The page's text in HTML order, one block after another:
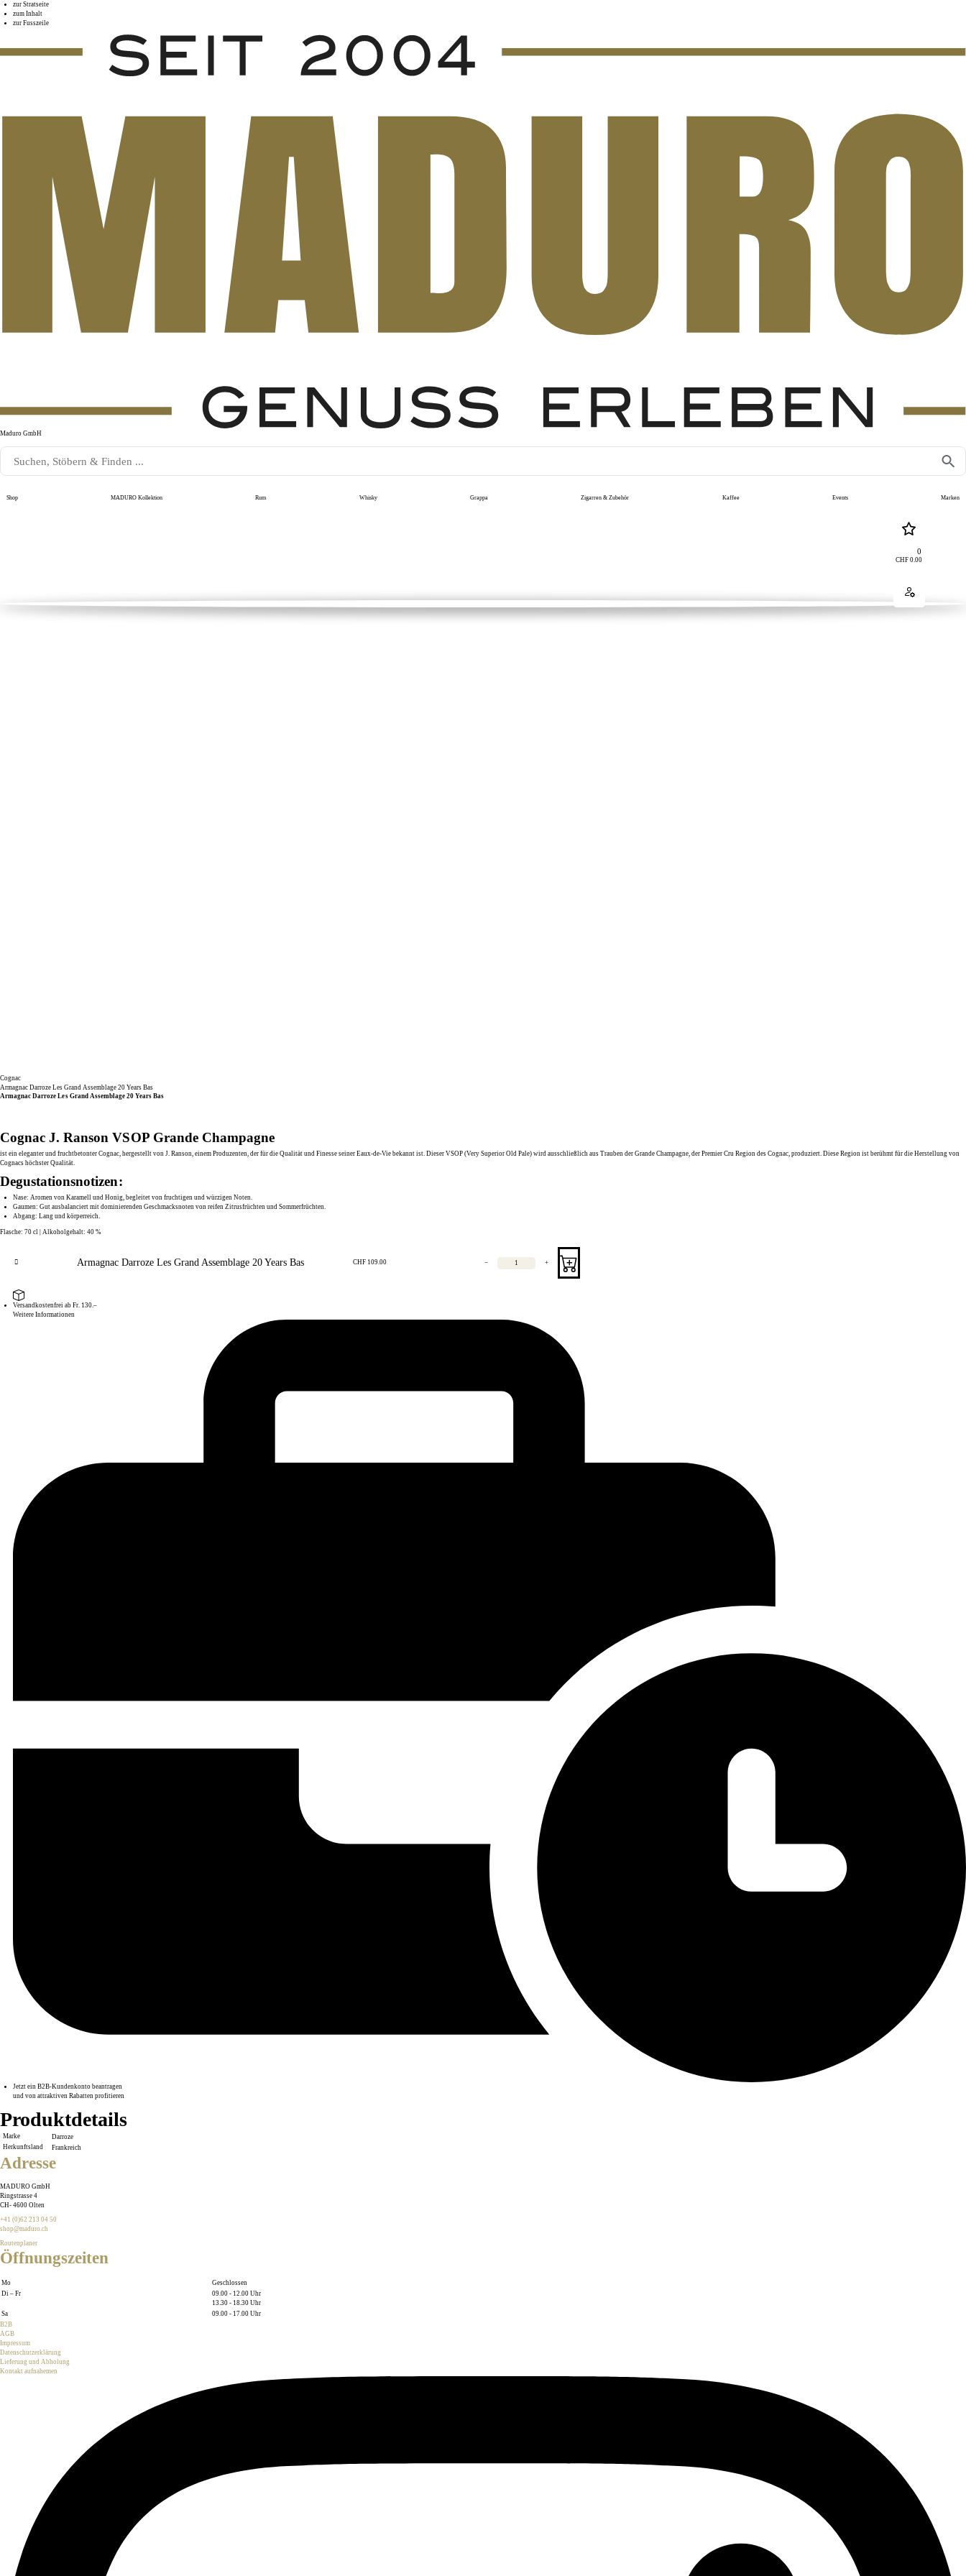
zur Stratseite
zum Inhalt
zur Fusszeile
Maduro GmbH
Shop MADURO Kollektion Rum Whisky Grappa Zigarren & Zubehör Kaffee Events Marken
CHF 0.00
0
Cognac
Armagnac Darroze Les Grand Assemblage 20 Years Bas
Armagnac Darroze Les Grand Assemblage 20 Years Bas
Cognac J. Ranson VSOP Grande Champagne
ist ein eleganter und fruchtbetonter Cognac, hergestellt von J. Ranson, einem Produzenten, der für die Qualität und Finesse seiner Eaux-de-Vie bekannt ist. Dieser VSOP (Very Superior Old Pale) wird ausschließlich aus Trauben der Grande Champagne, der Premier Cru Region des Cognac, produziert. Diese Region ist berühmt für die Herstellung von
Cognacs höchster Qualität.
Degustationsnotizen:
Nase: Aromen von Karamell und Honig, begleitet von fruchtigen und würzigen Noten.
Gaumen: Gut ausbalanciert mit dominierenden Geschmacksnoten von reifen Zitrusfrüchten und Sommerfrüchten.
Abgang: Lang und körperreich.
Flasche: 70 cl | Alkoholgehalt: 40 %
Armagnac Darroze Les Grand Assemblage 20 Years Bas CHF 109.00 − +
Versandkostenfrei ab Fr. 130.–
Weitere Informationen
Jetzt ein B2B-Kundenkonto beantragen
und von attraktiven Rabatten profitieren
Produktdetails
Marke
Darroze
Herkunftsland
Frankreich
Adresse
MADURO GmbH
Ringstrasse 4
CH- 4600 Olten
+41 (0)62 213 04 50
shop@maduro.ch
Routenplaner
Öffnungszeiten
Mo
Geschlossen
Di – Fr
09.00 - 12.00 Uhr
13.30 - 18.30 Uhr
Sa
09.00 - 17.00 Uhr
B2B
AGB
Impressum
Datenschutzerklärung
Lieferung und Abholung
Kontakt aufnahemen